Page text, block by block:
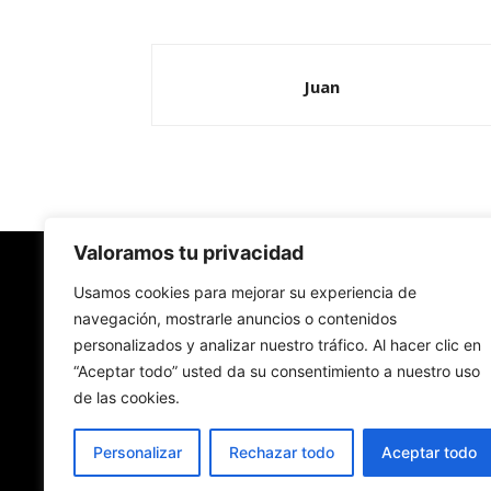
Valoramos tu privacidad
Usamos cookies para mejorar su experiencia de
navegación, mostrarle anuncios o contenidos
personalizados y analizar nuestro tráfico. Al hacer clic en
“Aceptar todo” usted da su consentimiento a nuestro uso
de las cookies.
Personalizar Rechazar todo Aceptar todo
Juan
Redes Cristianas
Una mirada alternativa sobre la Iglesia católica
- Colectivos de Redes Cristianas